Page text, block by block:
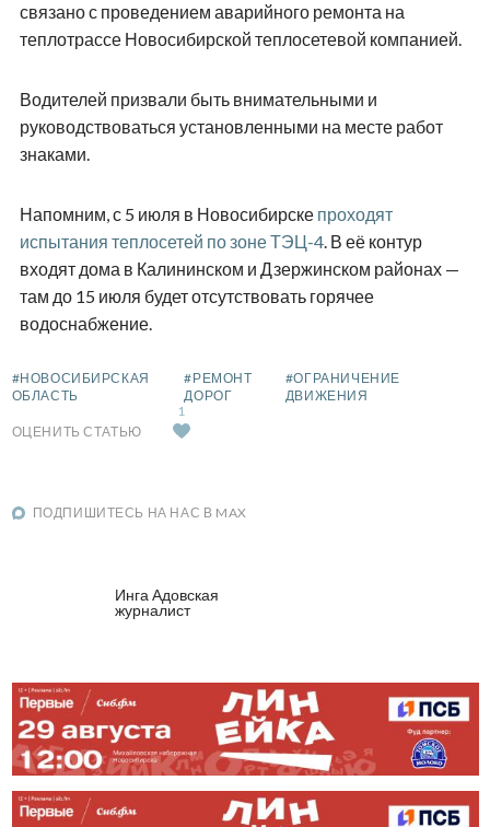
связано с проведением аварийного ремонта на
теплотрассе Новосибирской теплосетевой компанией.
Водителей призвали быть внимательными и
руководствоваться установленными на месте работ
знаками.
Напомним, с 5 июля в Новосибирске проходят
испытания теплосетей по зоне ТЭЦ-4. В её контур
входят дома в Калининском и Дзержинском районах —
там до 15 июля будет отсутствовать горячее
водоснабжение.
#НОВОСИБИРСКАЯ
ОБЛАСТЬ
#РЕМОНТ
ДОРОГ
#ОГРАНИЧЕНИЕ
ДВИЖЕНИЯ
ОЦЕНИТЬ СТАТЬЮ
1
ПОДПИШИТЕСЬ НА НАС В MAX
Инга Адовская
журналист